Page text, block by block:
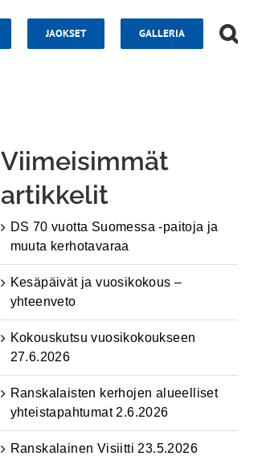
JAOKSET GALLERIA
Viimeisimmät
artikkelit
DS 70 vuotta Suomessa -paitoja ja
muuta kerhotavaraa
Kesäpäivät ja vuosikokous –
yhteenveto
Kokouskutsu vuosikokoukseen
27.6.2026
Ranskalaisten kerhojen alueelliset
yhteistapahtumat 2.6.2026
Ranskalainen Visiitti 23.5.2026